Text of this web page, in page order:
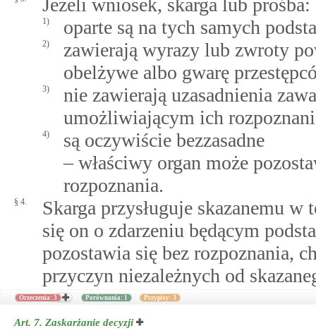
Jeżeli wniosek, skarga lub prośba:
1) oparte są na tych samych
2)
zawierają wyrazy lub zwroty
obelżywe albo gwarę
3)
nie zawierają uzasadnienia
umożliwiającym ich
4)
są oczywiście bezzasadne
– właściwy organ może
rozpoznania.
§ 4.
Skarga przysługuje skazanemu
się on o zdarzeniu będącym
pozostawia się bez rozpoznania,
przyczyn niezależnych od
Orzeczenia: 3 Porównania: 1 Przypisy: 3
Art. 7. Zaskarżanie decyzji